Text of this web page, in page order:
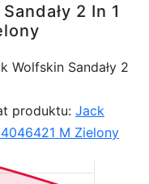
2 In 1
Wolfskin Sandały 2
produktu: Jack
M Zielony